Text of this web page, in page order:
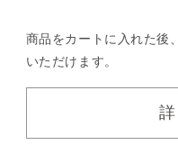
商品をカートに入れた後、
いただけます。